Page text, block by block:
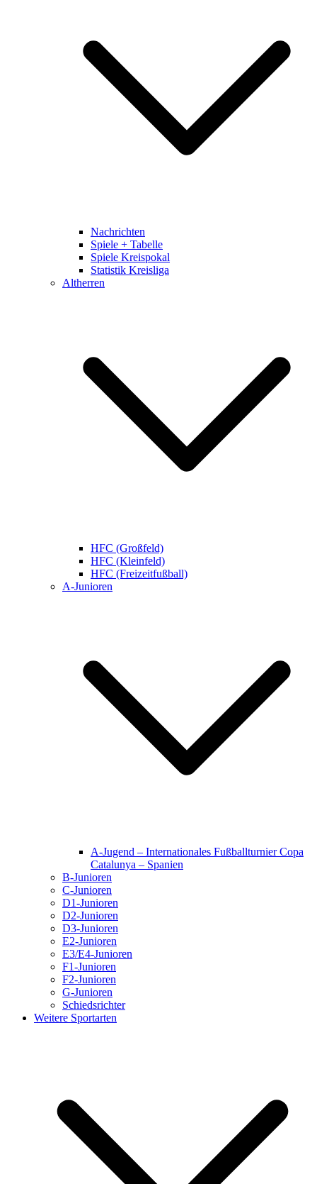
Nachrichten
Spiele + Tabelle
Spiele Kreispokal
Statistik Kreisliga
Altherren
HFC (Großfeld)
HFC (Kleinfeld)
HFC (Freizeitfußball)
A-Junioren
A-Jugend – Internationales Fußballturnier Copa
Catalunya – Spanien
B-Junioren
C-Junioren
D1-Junioren
D2-Junioren
D3-Junioren
E2-Junioren
E3/E4-Junioren
F1-Junioren
F2-Junioren
G-Junioren
Schiedsrichter
Weitere Sportarten